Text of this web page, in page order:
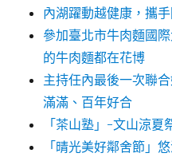
內湖躍動越健康，攜
參加臺北市牛肉麵國
的牛肉麵都在花博
主持任內最後一次聯
滿滿、百年好合
「茶山塾」-文山涼夏
「晴光美好鄰舍節